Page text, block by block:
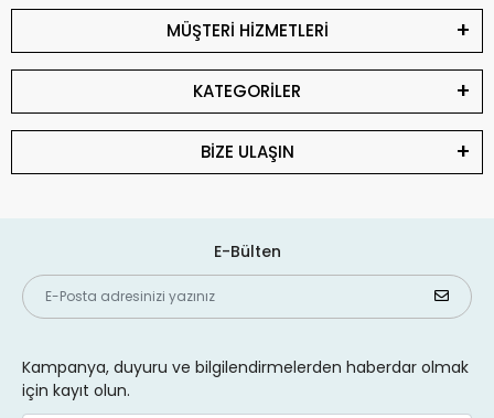
MÜŞTERİ HİZMETLERİ
KATEGORİLER
BİZE ULAŞIN
E-Bülten
Kampanya, duyuru ve bilgilendirmelerden haberdar olmak
için kayıt olun.